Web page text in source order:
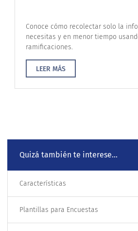
Conoce cómo recolectar solo la
necesitas y en menor tiempo
ramificaciones.
LEER MÁS
Quizá también te interese...
Características
Plantillas para Encuestas